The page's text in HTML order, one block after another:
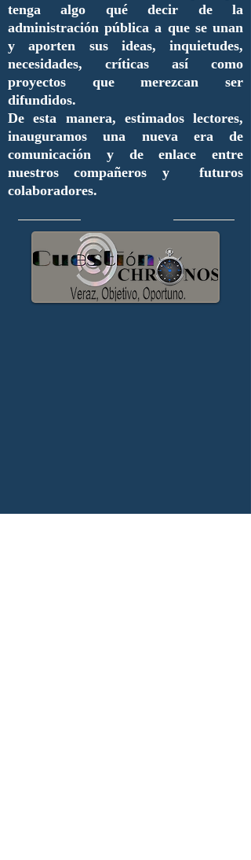
tenga algo qué decir de la
administración pública a que se unan
y aporten sus ideas, inquietudes,
necesidades, críticas así como
proyectos que merezcan ser
difundidos.
De esta manera, estimados lectores,
inauguramos una nueva era de
comunicación y de enlace entre
nuestros compañeros y futuros
colaboradores.